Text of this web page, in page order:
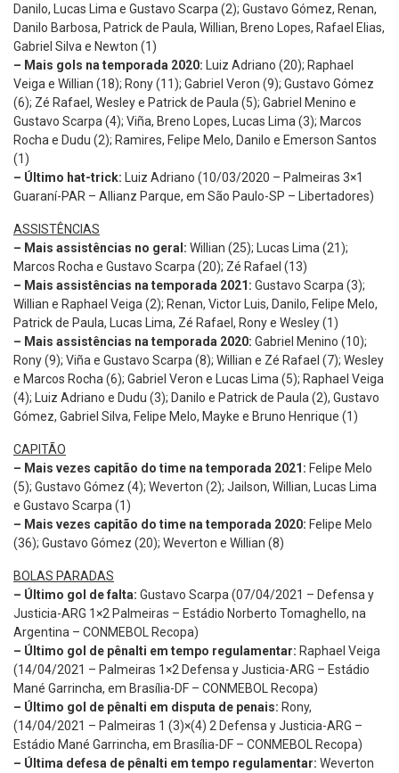
Danilo, Lucas Lima e Gustavo Scarpa (2); Gustavo Gómez, Renan,
Danilo Barbosa, Patrick de Paula, Willian, Breno Lopes, Rafael Elias,
Gabriel Silva e Newton (1)
– Mais gols na temporada 2020: Luiz Adriano (20); Raphael
Veiga e Willian (18); Rony (11); Gabriel Veron (9); Gustavo Gómez
(6); Zé Rafael, Wesley e Patrick de Paula (5); Gabriel Menino e
Gustavo Scarpa (4); Viña, Breno Lopes, Lucas Lima (3); Marcos
Rocha e Dudu (2); Ramires, Felipe Melo, Danilo e Emerson Santos
(1)
– Último hat-trick: Luiz Adriano (10/03/2020 – Palmeiras 3×1
Guaraní-PAR – Allianz Parque, em São Paulo-SP – Libertadores)
ASSISTÊNCIAS
– Mais assistências no geral: Willian (25); Lucas Lima (21);
Marcos Rocha e Gustavo Scarpa (20); Zé Rafael (13)
– Mais assistências na temporada 2021: Gustavo Scarpa (3);
Willian e Raphael Veiga (2); Renan, Victor Luis, Danilo, Felipe Melo,
Patrick de Paula, Lucas Lima, Zé Rafael, Rony e Wesley (1)
– Mais assistências na temporada 2020: Gabriel Menino (10);
Rony (9); Viña e Gustavo Scarpa (8); Willian e Zé Rafael (7); Wesley
e Marcos Rocha (6); Gabriel Veron e Lucas Lima (5); Raphael Veiga
(4); Luiz Adriano e Dudu (3); Danilo e Patrick de Paula (2), Gustavo
Gómez, Gabriel Silva, Felipe Melo, Mayke e Bruno Henrique (1)
CAPITÃO
– Mais vezes capitão do time na temporada 2021: Felipe Melo
(5); Gustavo Gómez (4); Weverton (2); Jailson, Willian, Lucas Lima
e Gustavo Scarpa (1)
– Mais vezes capitão do time na temporada 2020: Felipe Melo
(36); Gustavo Gómez (20); Weverton e Willian (8)
BOLAS PARADAS
– Último gol de falta: Gustavo Scarpa (07/04/2021 – Defensa y
Justicia-ARG 1×2 Palmeiras – Estádio Norberto Tomaghello, na
Argentina – CONMEBOL Recopa)
– Último gol de pênalti em tempo regulamentar: Raphael Veiga
(14/04/2021 – Palmeiras 1×2 Defensa y Justicia-ARG – Estádio
Mané Garrincha, em Brasília-DF – CONMEBOL Recopa)
– Último gol de pênalti em disputa de penais: Rony,
(14/04/2021 – Palmeiras 1 (3)×(4) 2 Defensa y Justicia-ARG –
Estádio Mané Garrincha, em Brasília-DF – CONMEBOL Recopa)
– Última defesa de pênalti em tempo regulamentar: Weverton